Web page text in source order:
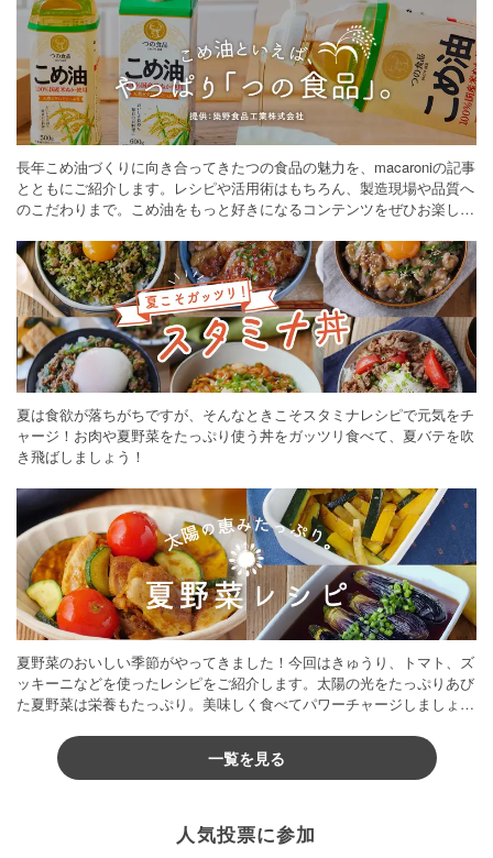
長年こめ油づくりに向き合ってきたつの食品の魅力を、macaroniの記事
とともにご紹介します。レシピや活用術はもちろん、製造現場や品質へ
のこだわりまで。こめ油をもっと好きになるコンテンツをぜひお楽しみ
夏は食欲が落ちがちですが、そんなときこそスタミナレシピで元気をチ
ャージ！お肉や夏野菜をたっぷり使う丼をガッツリ食べて、夏バテを吹
き飛ばしましょう！
夏野菜のおいしい季節がやってきました！今回はきゅうり、トマト、ズ
ッキーニなどを使ったレシピをご紹介します。太陽の光をたっぷりあび
た夏野菜は栄養もたっぷり。美味しく食べてパワーチャージしましょう
一覧を見る
人気投票に参加